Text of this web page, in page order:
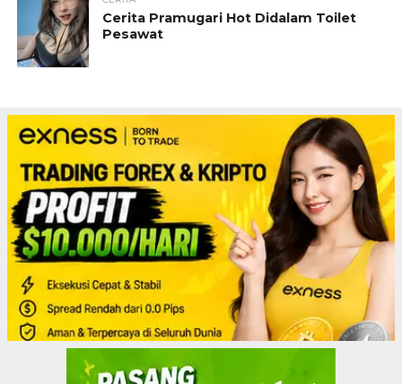
Cerita Pramugari Hot Didalam Toilet
Pesawat